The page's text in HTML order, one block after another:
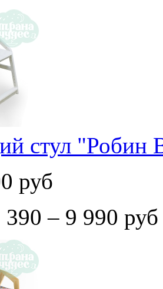
стул "Робин
руб
– 9 990 руб